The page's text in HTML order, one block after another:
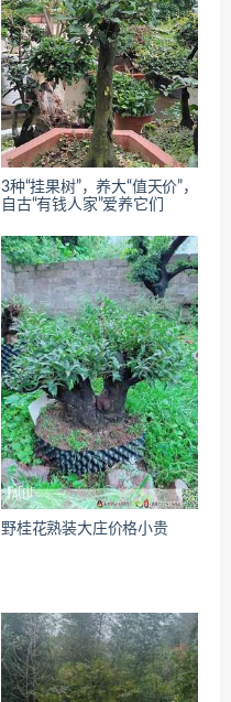
3种“挂果树”，养大“值天价”，
自古“有钱人家”爱养它们
野桂花熟装大庄价格小贵